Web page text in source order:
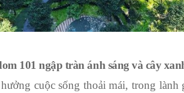
101 ngập tràn ánh sáng và cây
cuộc sống thoải mái, trong